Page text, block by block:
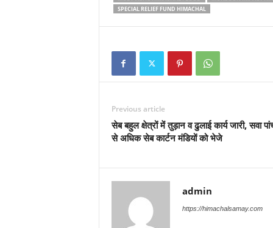
SPECIAL RELIEF FUND HIMACHAL
Previous article
सेब बहुल क्षेत्रों में तुड़ान व ढुलाई कार्य जारी, सवा
से अधिक सेब कार्टन मंडियों को भेजे
admin
https://himachalsamay.com